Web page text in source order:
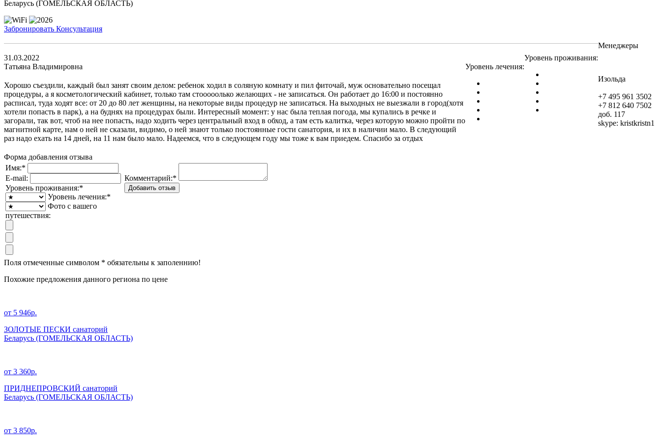
Беларусь (ГОМЕЛЬСКАЯ ОБЛАСТЬ)
Забронировать Консультация
Менеджеры
Изольда
+7 495 961 3502
+7 812 640 7502
доб. 117
skype: kristkristn1
31.03.2022
Уровень проживания:
Татьяна Владимировна
Уровень лечения:
Хорошо съездили, каждый был занят своим делом: ребенок ходил в соляную комнату и пил фиточай, муж основательно посещал
процедуры, а я косметологический кабинет, только там стооооолько желающих - не записаться. Он работает до 16:00 и постоянно
расписал, туда ходят все: от 20 до 80 лет женщины, на некоторые виды процедур не записаться. На выходных не выезжали в город(хотя
хотели попасть в парк), а на буднях на процедурах были. Интересный момент: у нас была теплая погода, мы купались в речке и
загорали, так вот, чтоб на нее попасть, надо ходить через центральный вход в обход, а там есть калитка, через которую можно пройти по
магнитной карте, нам о ней не сказали, видимо, о ней знают только постоянные гости санатория, и их в наличии мало. В следующий
раз надо ехать на 14 дней, на 11 нам было мало. Надеемся, что в следующем году мы тоже к вам приедем. Спасибо за отдых
Форма добавления отзыва
Имя:*
E-mail:
Уровень проживания:*
Уровень лечения:*
Фото с вашего
путешествия:
Комментарий:*
Поля отмеченные символом * обязательны к заполеннию!
Похожие предложения данного региона по цене
от 5 946р.
ЗОЛОТЫЕ ПЕСКИ санаторий
Беларусь (ГОМЕЛЬСКАЯ ОБЛАСТЬ)
от 3 360р.
ПРИДНЕПРОВСКИЙ санаторий
Беларусь (ГОМЕЛЬСКАЯ ОБЛАСТЬ)
от 3 850р.